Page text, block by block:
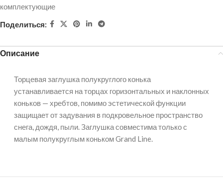
комплектующие
Поделиться:
Описание
Торцевая заглушка полукруглого конька
устанавливается на торцах горизонтальных и наклонных
коньков — хребтов, помимо эстетической функции
защищает от задувания в подкровельное пространство
снега, дождя, пыли. Заглушка совместима только с
малым полукруглым коньком Grand Line.